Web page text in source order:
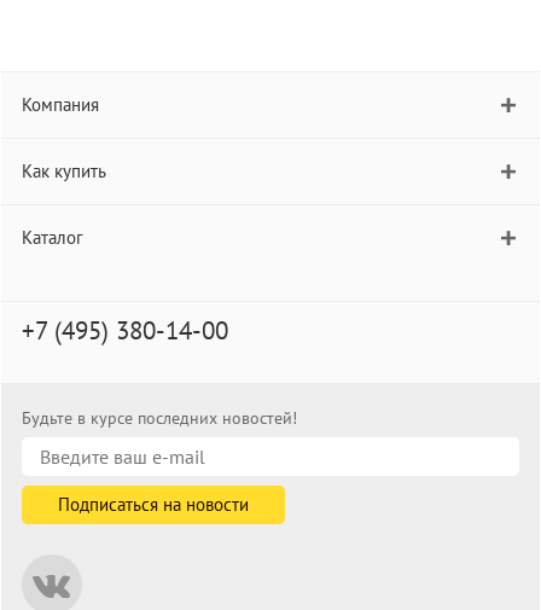
Компания
Как купить
Каталог
+7 (495) 380-14-00
Будьте в курсе последних новостей!